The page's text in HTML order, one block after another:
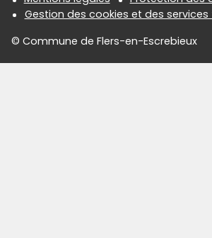
Gestion des cookies et des services
© Commune de Flers-en-Escrebieux